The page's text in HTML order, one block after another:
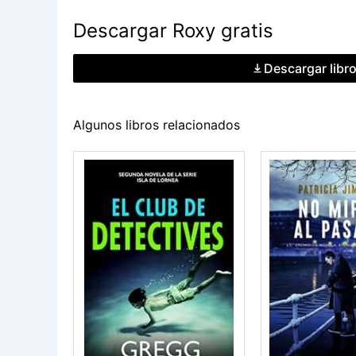
Descargar Roxy gratis
Descargar libro
Algunos libros relacionados